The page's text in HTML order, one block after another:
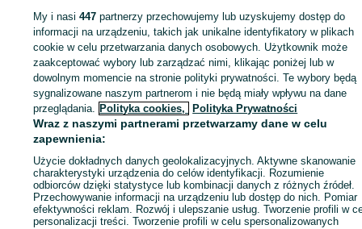
Strona główna Motoryzacja
Wyposażenie i akcesoria samochodowe
Zabezpieczenia
Zabezpieczenia - Opolskie Zabezpieczenia - Opole
KATEGORIA
ID:1003413340 Wyświetlenia:
Zadzwoń / SMS Wyślij wiadomość
My i nasi447 partnerzy przechowujemy lub uzyskujemy dostęp do
informacji na urządzeniu, takich jak unikalne identyfikatory w plikach
cookie w celu przetwarzania danych osobowych. Użytkownik może
zaakceptować wybory lub zarządzać nimi, klikając poniżej lub w
dowolnym momencie na stronie polityki prywatności. Te wybory będą
sygnalizowane naszym partnerom i nie będą miały wpływu na dane
przeglądania. Polityka cookies, Polityka Prywatności
Wraz z naszymi partnerami przetwarzamy dane w celu
zapewnienia:
Użycie dokładnych danych geolokalizacyjnych. Aktywne skanowanie
charakterystyki urządzenia do celów identyfikacji. Rozumienie
odbiorców dzięki statystyce lub kombinacji danych z różnych źródeł.
Przechowywanie informacji na urządzeniu lub dostęp do nich. Pomiar
efektywności reklam. Rozwój i ulepszanie usług. Tworzenie profili w
personalizacji treści. Tworzenie profili w celu spersonalizowanych